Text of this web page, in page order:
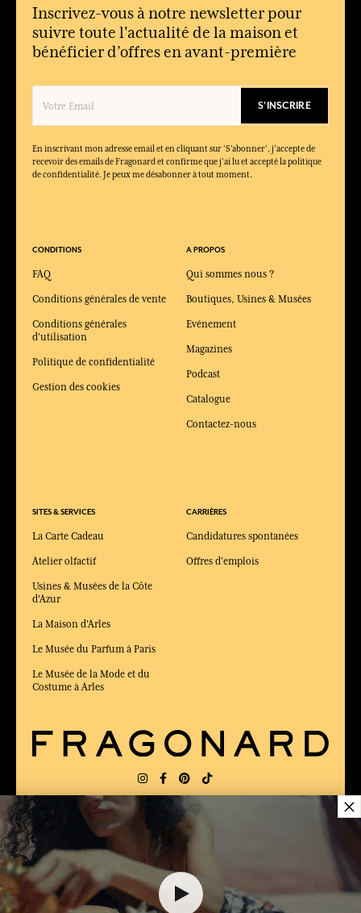
Inscrivez-vous à notre newsletter pour
suivre toute l'actualité de la maison et
bénéficier d’offres en avant-première
S'INSCRIRE
En inscrivant mon adresse email et en cliquant sur ‘S’abonner’, j'accepte de
recevoir des emails de Fragonard et confirme que j'ai lu et accepté la politique
de confidentialité. Je peux me désabonner à tout moment.
CONDITIONS
FAQ
Conditions générales de vente
Conditions générales
d'utilisation
Politique de confidentialité
Gestion des cookies
SITES & SERVICES
La Carte Cadeau
Atelier olfactif
Usines & Musées de la Côte
d'Azur
La Maison d'Arles
Le Musée du Parfum à Paris
Le Musée de la Mode et du
Costume à Arles
A PROPOS
Qui sommes nous ?
Boutiques, Usines & Musées
Evénement
Magazines
Podcast
Catalogue
Contactez-nous
CARRIÈRES
Candidatures spontanées
Offres d'emplois
LIVRAISON: US
×